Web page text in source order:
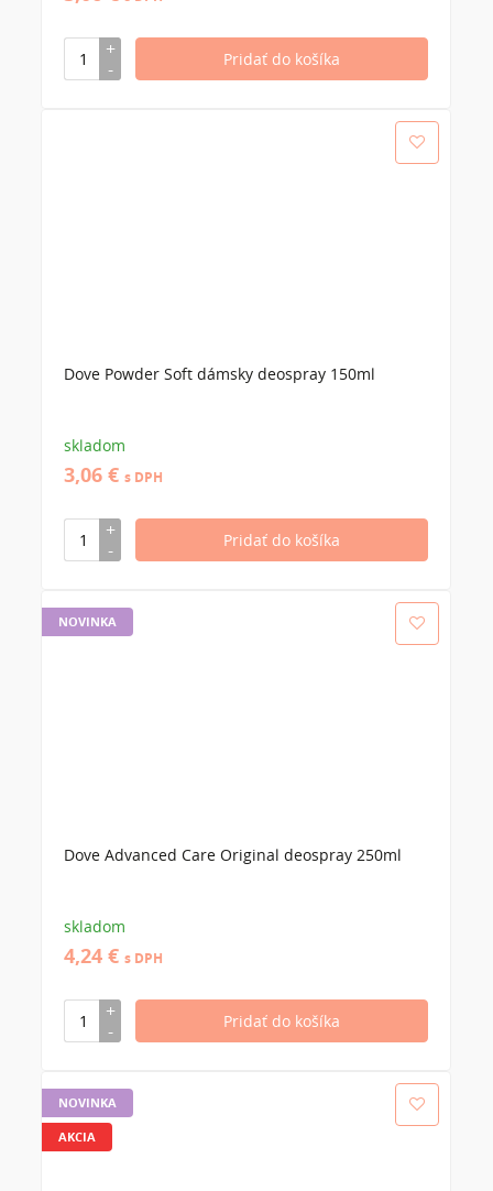
Dove Powder Soft dámsky deospray 150ml
skladom
3,06 € s DPH
NOVINKA
Dove Advanced Care Original deospray 250ml
skladom
4,24 € s DPH
NOVINKA
AKCIA